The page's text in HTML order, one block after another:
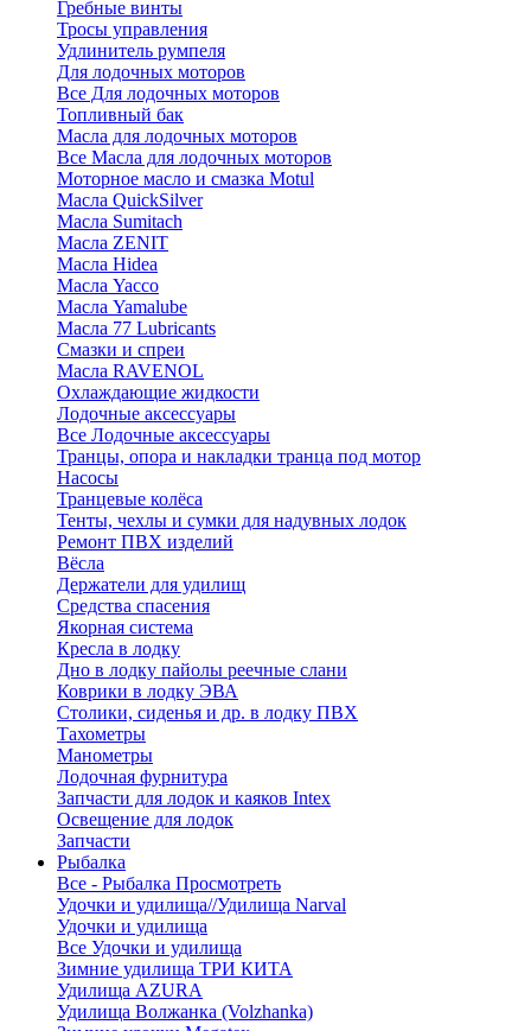
Гребные винты
Тросы управления
Удлинитель румпеля
Для лодочных моторов
Все Для лодочных моторов
Топливный бак
Масла для лодочных моторов
Все Масла для лодочных моторов
Моторное масло и смазка Motul
Масла QuickSilver
Масла Sumitach
Масла ZENIT
Масла Hidea
Масла Yacco
Масла Yamalube
Масла 77 Lubricants
Смазки и спреи
Масла RAVENOL
Охлаждающие жидкости
Лодочные аксессуары
Все Лодочные аксессуары
Транцы, опора и накладки транца под мотор
Насосы
Транцевые колёса
Тенты, чехлы и сумки для надувных лодок
Ремонт ПВХ изделий
Вёсла
Держатели для удилищ
Средства спасения
Якорная система
Кресла в лодку
Дно в лодку пайолы реечные слани
Коврики в лодку ЭВА
Столики, сиденья и др. в лодку ПВХ
Тахометры
Манометры
Лодочная фурнитура
Запчасти для лодок и каяков Intex
Освещение для лодок
Запчасти
Рыбалка
Все - Рыбалка Просмотреть
Удочки и удилища//Удилища Narval
Удочки и удилища
Все Удочки и удилища
Зимние удилища ТРИ КИТА
Удилища AZURA
Удилища Волжанка (Volzhanka)